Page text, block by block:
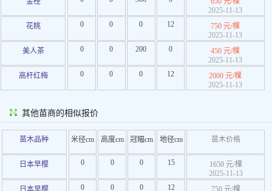
2025-11-13
花桃
0 0 0 12
750 元/棵
2025-11-13
美人茶
0 0 200 0
450 元/棵
2025-11-13
高杆红梅
0 0 0 12
2000 元/棵
2025-11-13
其他苗商的相似报价
苗木品种 米径cm 高度cm 冠幅cm 地径cm 苗木价格
日本早樱 0 0 0 15
1650 元/棵
2025-11-13
日本早樱
0 0 0 12 750 元/棵